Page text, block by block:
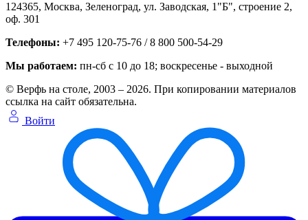
124365, Москва, Зеленоград, ул. Заводская, 1"Б", строение 2,
оф. 301
Телефоны: +7 495 120-75-76 / 8 800 500-54-29
Мы работаем: пн-сб с 10 до 18; воскресенье - выходной
© Верфь на столе, 2003 – 2026. При копировании материалов
ссылка на сайт обязательна.
Войти